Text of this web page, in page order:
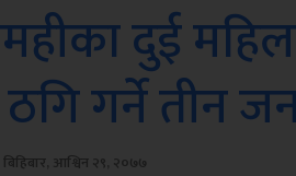
दुई
गर्ने तीन
बिहिबार, आश्विन २९, २०७७